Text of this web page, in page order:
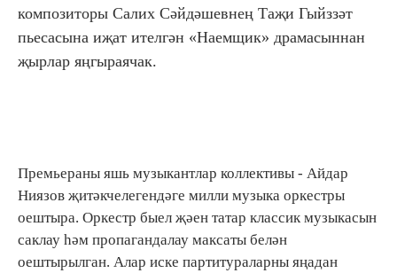
композиторы Салих Сәйдәшевнең Таҗи Гыйззәт
пьесасына иҗат ителгән «Наемщик» драмасыннан
җырлар яңгыраячак.
Премьераны яшь музыкантлар коллективы - Айдар
Ниязов җитәкчелегендәге милли музыка оркестры
оештыра. Оркестр быел җәен татар классик музыкасын
саклау һәм пропагандалау максаты белән
оештырылган. Алар иске партитураларны яңадан